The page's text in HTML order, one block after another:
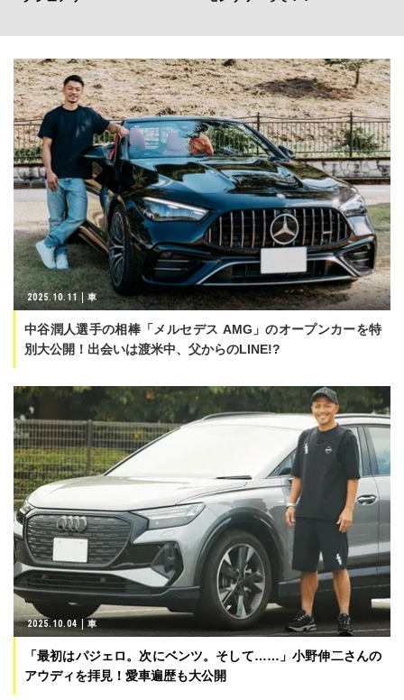
2025.10.11 車
中谷潤人選手の相棒「メルセデス AMG」のオープンカーを特
別大公開！出会いは渡米中、父からのLINE!?
2025.10.04 車
「最初はパジェロ。次にベンツ。そして……」小野伸二さんの
アウディを拝見！愛車遍歴も大公開